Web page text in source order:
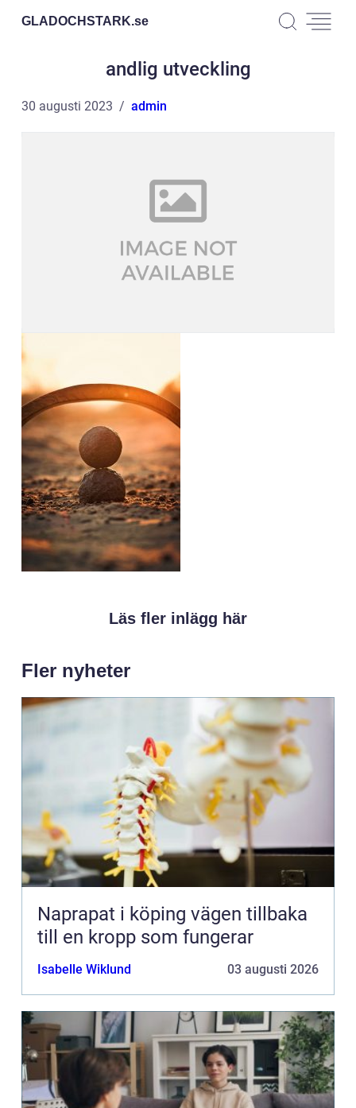
GLADOCHSTARK.se
andlig utveckling
30 augusti 2023 admin
Läs fler inlägg här
Fler nyheter
Naprapat i köping vägen tillbaka
till en kropp som fungerar
Isabelle Wiklund 03 augusti 2026